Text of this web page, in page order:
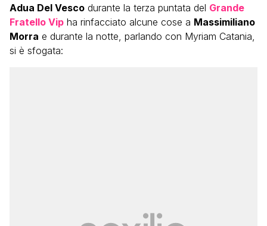
Adua Del Vesco durante la terza puntata del Grande
Fratello Vip ha rinfacciato alcune cose a Massimiliano
Morra e durante la notte, parlando con Myriam Catania,
si è sfogata: